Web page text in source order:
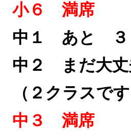
小６ 満席
中１ あと ３
中２ まだ大丈
（２クラスです
中３ 満席